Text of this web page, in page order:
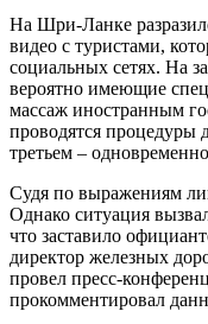
На Шри-Ланке
видео с туристами,
социальных сетях. На
вероятно имеющие
массаж иностранным
проводятся процедуры
третьем –
Судя по выражениям
Однако ситуация
что заставило
директор железных
провел пресс-
прокомментировал